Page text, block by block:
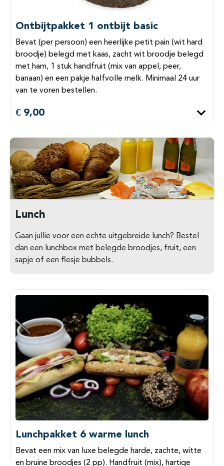
Ontbijtpakket 1 ontbijt basic
Bevat (per persoon) een heerlijke petit pain (wit hard
broodje) belegd met kaas, zacht wit broodje belegd
met ham, 1 stuk handfruit (mix van appel, peer,
banaan) en een pakje halfvolle melk. Minimaal 24 uur
van te voren bestellen.
€ 9,00
Lunch
Gaan jullie voor een echte uitgebreide lunch? Bestel
dan een lunchbox met belegde broodjes, fruit, een
sapje of een flesje bubbels.
Lunchpakket 6 warme lunch
Bevat een mix van luxe belegde harde, zachte, witte
en bruine broodjes (2 pp). Handfruit (mix), hartige